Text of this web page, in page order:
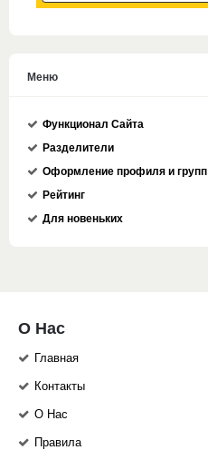
Меню
Функционал Сайта
Разделители
Оформление профиля и групп
Рейтинг
Для новеньких
О Нас
Главная
Контакты
О Нас
Правила